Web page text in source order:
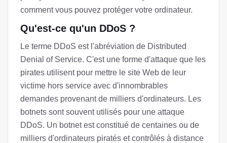
comment vous pouvez protéger votre ordinateur.
Qu'est-ce qu'un DDoS ?
Le terme DDoS est l'abréviation de Distributed
Denial of Service. C'est une forme d'attaque que les
pirates utilisent pour mettre le site Web de leur
victime hors service avec d'innombrables
demandes provenant de milliers d'ordinateurs. Les
botnets sont souvent utilisés pour une attaque
DDoS. Un botnet est constitué de centaines ou de
milliers d'ordinateurs piratés et contrôlés à distance